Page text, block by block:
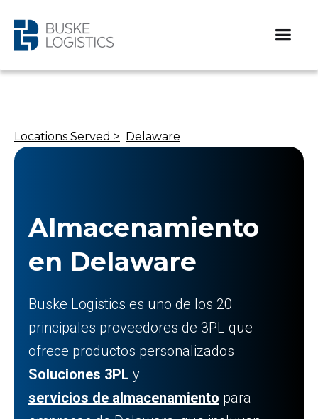
Locations Served > Delaware
Almacenamiento
en Delaware
Buske Logistics es uno de los 20
principales proveedores de 3PL que
ofrece productos personalizados
Soluciones 3PL y
servicios de almacenamiento para